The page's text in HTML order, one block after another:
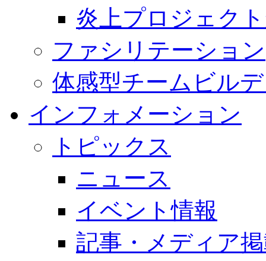
炎上プロジェク
ファシリテーション
体感型チームビル
インフォメーション
トピックス
ニュース
イベント情報
記事・メディア